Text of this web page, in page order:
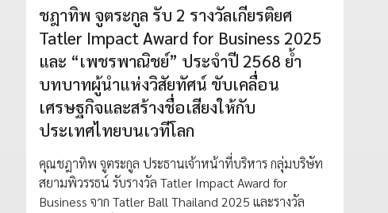
ชฎาทิพ จูตระกูล รับ 2 รางวัลเกียรติยศ
Tatler Impact Award for Business 2025
และ “เพชรพาณิชย์” ประจำปี 2568 ย้ำ
บทบาทผู้นำแห่งวิสัยทัศน์ ขับเคลื่อน
เศรษฐกิจและสร้างชื่อเสียงให้กับ
ประเทศไทยบนเวทีโลก
คุณชฎาทิพ จูตระกูล ประธานเจ้าหน้าที่บริหาร กลุ่มบริษัท
สยามพิวรรธน์ รับรางวัล Tatler Impact Award for
Business จาก Tatler Ball Thailand 2025 และรางวัล